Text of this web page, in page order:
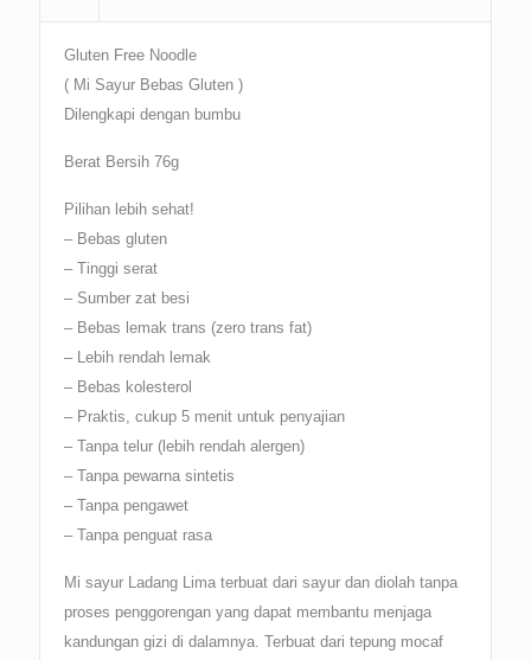
Gluten Free Noodle
( Mi Sayur Bebas Gluten )
Dilengkapi dengan bumbu
Berat Bersih 76g
Pilihan lebih sehat!
– Bebas gluten
– Tinggi serat
– Sumber zat besi
– Bebas lemak trans (zero trans fat)
– Lebih rendah lemak
– Bebas kolesterol
– Praktis, cukup 5 menit untuk penyajian
– Tanpa telur (lebih rendah alergen)
– Tanpa pewarna sintetis
– Tanpa pengawet
– Tanpa penguat rasa
Mi sayur Ladang Lima terbuat dari sayur dan diolah tanpa
proses penggorengan yang dapat membantu menjaga
kandungan gizi di dalamnya. Terbuat dari tepung mocaf